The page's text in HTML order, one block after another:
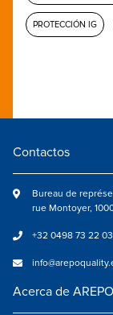
PROTECCIÓN IG
Contactos
Bureau de
rue Montoyer,
+32 0498 73 22 03
Acerca de AREPO